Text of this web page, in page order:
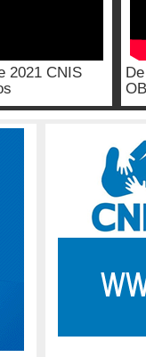
2021 CNIS